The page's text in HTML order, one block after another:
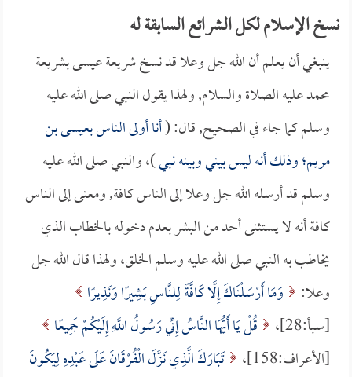
نسخ الإسلام لكل الشرائع السابقة له
ينبغي أن يعلم أن الله جل وعلا قد نسخ شريعة عيسى بشريعة
محمد عليه الصلاة والسلام, ولهذا يقول النبي صلى الله عليه
وسلم كما جاء في الصحيح, قال: (أنا أولى الناس بعيسى بن
مريم؛ وذلك أنه ليس بيني وبينه نبي)، والنبي صلى الله عليه
وسلم قد أرسله الله جل وعلا إلى الناس كافة, ومعنى إلى الناس
كافة أنه لا يستثنى أحد من البشر بعدم دخوله بالخطاب الذي
يخاطب به النبي صلى الله عليه وسلم الخلق، ولهذا قال الله جل
وعلا:
وَمَا أَرْسَلْنَاكَ إِلَّا كَافَّةً لِلنَّاسِ بَشِيرًا وَنَذِيرًا
[سبأ:28]،
قُلْ يَا أَيُّهَا النَّاسُ إِنِّي رَسُولُ اللَّهِ إِلَيْكُمْ جَمِيعًا
[الأعراف:158]،
تَبَارَكَ الَّذِي نَزَّلَ الْفُرْقَانَ عَلَى عَبْدِهِ لِيَكُونَ